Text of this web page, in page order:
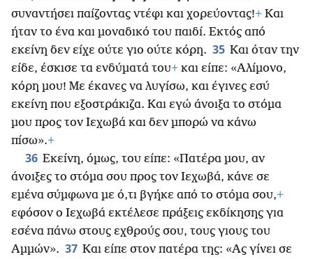
συναντήσει παίζοντας ντέφι και χορεύοντας!+ Και
ήταν το ένα και μοναδικό του παιδί. Εκτός από
εκείνη δεν είχε ούτε γιο ούτε κόρη. 35 Και όταν την
είδε, έσκισε τα ενδύματά του+ και είπε: «Αλίμονο,
κόρη μου! Με έκανες να λυγίσω, και έγινες εσύ
εκείνη που εξοστράκιζα. Και εγώ άνοιξα το στόμα
μου προς τον Ιεχωβά και δεν μπορώ να κάνω
πίσω».+
36 Εκείνη, όμως, του είπε: «Πατέρα μου, αν
άνοιξες το στόμα σου προς τον Ιεχωβά, κάνε σε
εμένα σύμφωνα με ό,τι βγήκε από το στόμα σου,+
εφόσον ο Ιεχωβά εκτέλεσε πράξεις εκδίκησης για
εσένα πάνω στους εχθρούς σου, τους γιους του
Αμμών». 37 Και είπε στον πατέρα της: «Ας γίνει σε